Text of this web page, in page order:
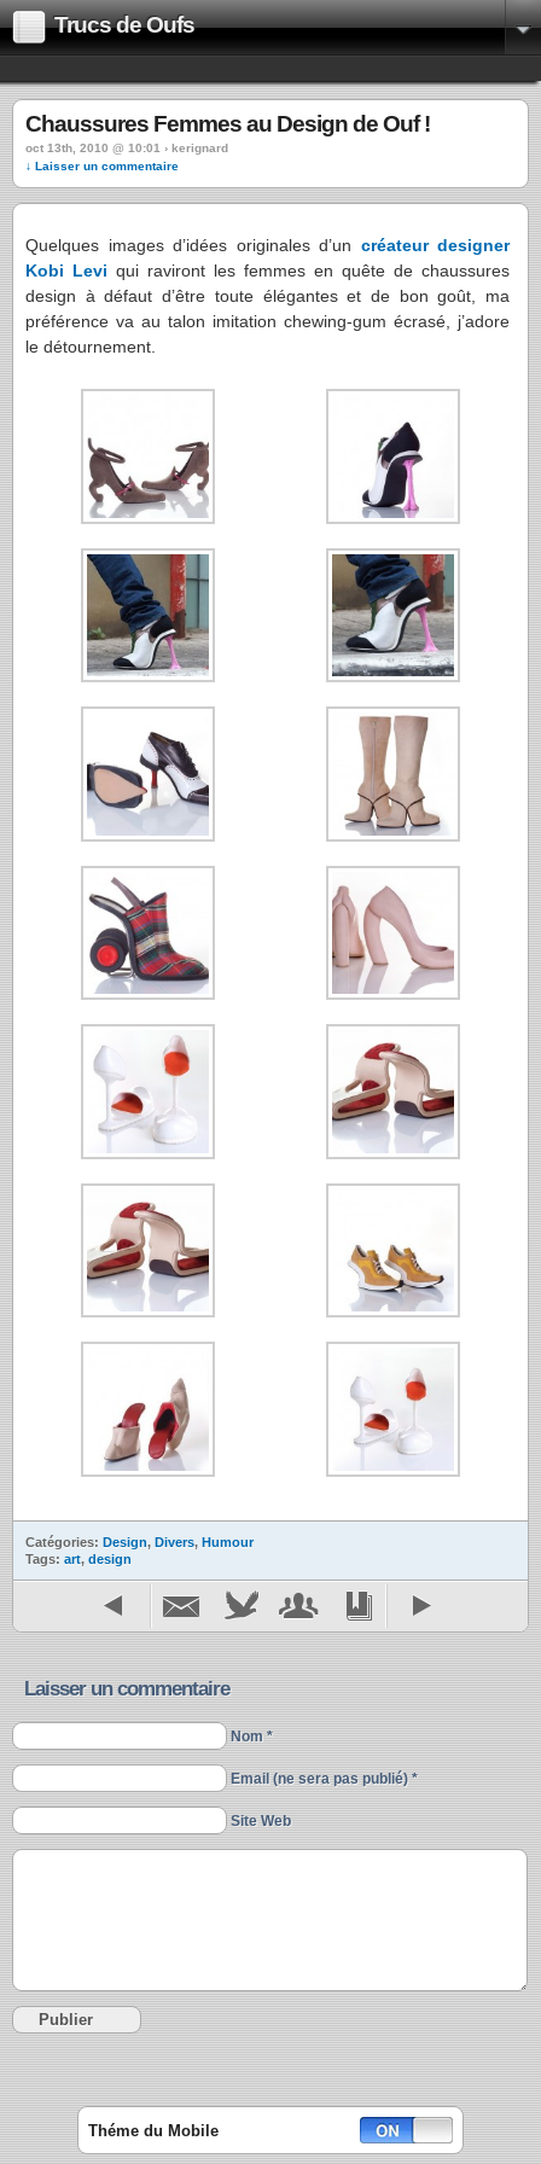
Trucs de Oufs
Chaussures Femmes au Design de Ouf !
oct 13th, 2010 @ 10:01 › kerignard
↓ Laisser un commentaire
Quelques images d’idées originales d’un créateur designer
Kobi Levi qui raviront les femmes en quête de chaussures
design à défaut d’être toute élégantes et de bon goût, ma
préférence va au talon imitation chewing-gum écrasé, j’adore
le détournement.
Catégories: Design, Divers, Humour
Tags: art, design
Laisser un commentaire
Nom *
Email (ne sera pas publié) *
Site Web
Théme du Mobile